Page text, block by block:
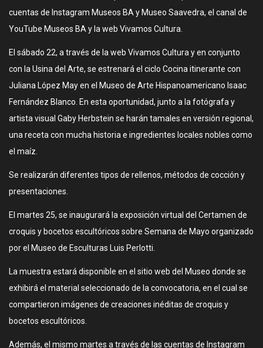
cuentas de Instagram Museos BA y Museo Saavedra, el canal de
YouTube Museos BA y la web Vivamos Cultura.
El sábado 22, a través de la web Vivamos Cultura y en conjunto
con la Usina del Arte, se estrenará el ciclo Cocina itinerante con
Juliana López May en el Museo de Arte Hispanoamericano Isaac
Fernández Blanco. En esta oportunidad, junto a la fotógrafa y
artista visual Gaby Herbstein se harán tamales en versión regional,
una receta con mucha historia e ingredientes locales nobles como
el maíz.
Se realizarán diferentes tipos de rellenos, métodos de cocción y
presentaciones.
El martes 25, se inaugurará la exposición virtual del Certamen de
croquis y bocetos escultóricos sobre Semana de Mayo organizado
por el Museo de Esculturas Luis Perlotti.
La muestra estará disponible en el sitio web del Museo donde se
exhibirá el material seleccionado de la convocatoria, en el cual se
compartieron imágenes de creaciones inéditas de croquis y
bocetos escultóricos.
Además, el mismo martes a través de las cuentas de Instagram